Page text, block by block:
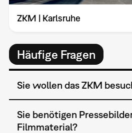
ZKM | Karlsruhe
Häufige Fragen
Sie wollen das ZKM
Sie benötigen
Filmmaterial?